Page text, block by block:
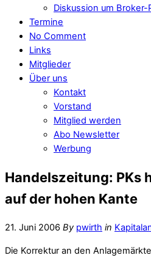
Diskussion um Broker-
Termine
No Comment
Links
Mitglieder
Über uns
Kontakt
Vorstand
Mitglied werden
Abo Newsletter
Werbung
Handelszeitung: PKs
auf der hohen Kante
21. Juni 2006 By pwirth in
Die Korrektur an den